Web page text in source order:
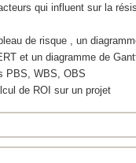
qui influent sur la
de risque , un
et un diagramme de
PBS, WBS, OBS
de ROI sur un projet